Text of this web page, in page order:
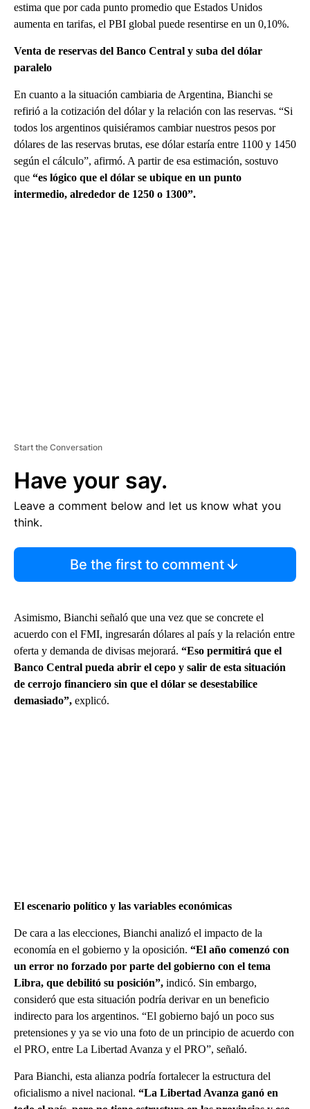
estima que por cada punto promedio que Estados Unidos
aumenta en tarifas, el PBI global puede resentirse en un 0,10%.
Venta de reservas del Banco Central y suba del dólar
paralelo
En cuanto a la situación cambiaria de Argentina, Bianchi se
refirió a la cotización del dólar y la relación con las reservas. “Si
todos los argentinos quisiéramos cambiar nuestros pesos por
dólares de las reservas brutas, ese dólar estaría entre 1100 y 1450
según el cálculo”, afirmó. A partir de esa estimación, sostuvo
que “es lógico que el dólar se ubique en un punto
intermedio, alrededor de 1250 o 1300”.
Start the Conversation
Have your say.
Leave a comment below and let us know what you
think.
Be the first to comment
Asimismo, Bianchi señaló que una vez que se concrete el
acuerdo con el FMI, ingresarán dólares al país y la relación entre
oferta y demanda de divisas mejorará. “Eso permitirá que el
Banco Central pueda abrir el cepo y salir de esta situación
de cerrojo financiero sin que el dólar se desestabilice
demasiado”, explicó.
El escenario político y las variables económicas
De cara a las elecciones, Bianchi analizó el impacto de la
economía en el gobierno y la oposición. “El año comenzó con
un error no forzado por parte del gobierno con el tema
Libra, que debilitó su posición”, indicó. Sin embargo,
consideró que esta situación podría derivar en un beneficio
indirecto para los argentinos. “El gobierno bajó un poco sus
pretensiones y ya se vio una foto de un principio de acuerdo con
el PRO, entre La Libertad Avanza y el PRO”, señaló.
Para Bianchi, esta alianza podría fortalecer la estructura del
oficialismo a nivel nacional. “La Libertad Avanza ganó en